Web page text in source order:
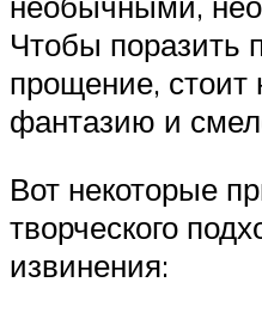
Чтобы поразить
прощение, стоит
фантазию и
Вот некоторые
творческого
извинения: